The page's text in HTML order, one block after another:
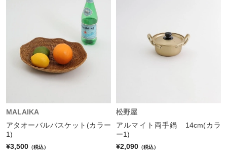
MALAIKA
アタオーバルバスケット(カラー
1)
¥3,500 （税込）
松野屋
アルマイト両手鍋 14cm(カラ
ー1)
¥2,090 （税込）